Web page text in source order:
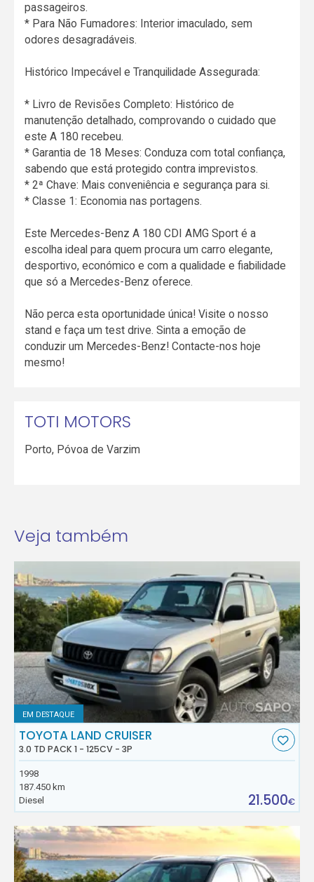
passageiros.
* Para Não Fumadores: Interior imaculado, sem
odores desagradáveis.
Histórico Impecável e Tranquilidade Assegurada:
* Livro de Revisões Completo: Histórico de
manutenção detalhado, comprovando o cuidado que
este A 180 recebeu.
* Garantia de 18 Meses: Conduza com total confiança,
sabendo que está protegido contra imprevistos.
* 2ª Chave: Mais conveniência e segurança para si.
* Classe 1: Economia nas portagens.
Este Mercedes-Benz A 180 CDI AMG Sport é a
escolha ideal para quem procura um carro elegante,
desportivo, económico e com a qualidade e fiabilidade
que só a Mercedes-Benz oferece.
Não perca esta oportunidade única! Visite o nosso
stand e faça um test drive. Sinta a emoção de
conduzir um Mercedes-Benz! Contacte-nos hoje
mesmo!
TOTI MOTORS
Porto, Póvoa de Varzim
Veja também
EM DESTAQUE
TOYOTA LAND CRUISER
3.0 TD PACK 1 - 125CV - 3P
1998
187.450 km
Diesel
21.500€